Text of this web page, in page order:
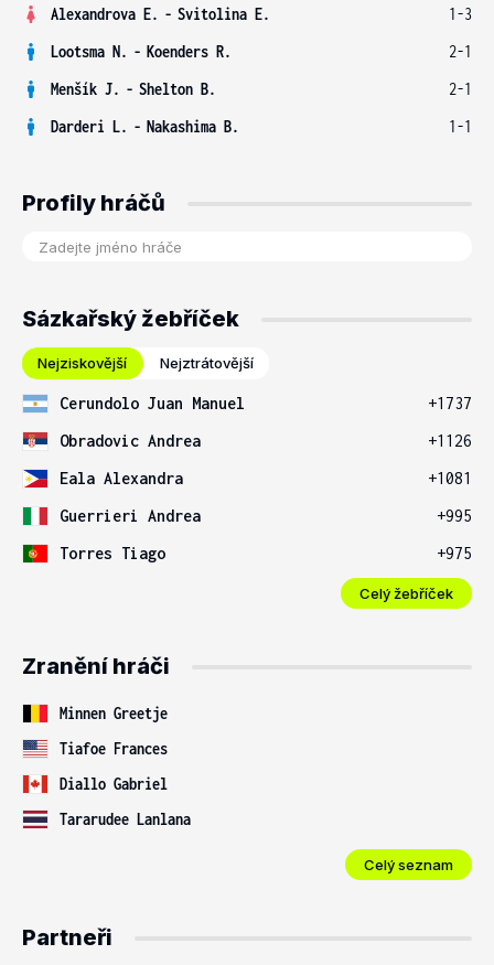
Alexandrova E. - Svitolina E.
1-3
Lootsma N. - Koenders R.
2-1
Menšík J. - Shelton B.
2-1
Darderi L. - Nakashima B. 1-1
Profily hráčů
Sázkařský žebříček
Nejziskovější Nejztrátovější
Cerundolo Juan Manuel
+1737
Obradovic Andrea
+1126
Eala Alexandra
+1081
Guerrieri Andrea
+995
Torres Tiago
+975
Celý žebříček
Zranění hráči
Minnen Greetje
Tiafoe Frances
Diallo Gabriel
Tararudee Lanlana
Celý seznam
Partneři